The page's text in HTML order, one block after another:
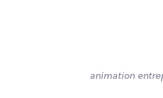
animation